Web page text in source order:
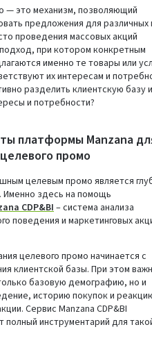
— это механизм, позволяющий
предложения для различных
проведения массовых акций
при котором конкретным
именно те товары или
их интересам и
разделить клиентскую базу
и потребности?
платформы Manzana
промо
целевым промо является
Именно здесь на помощь
CDP&BI– система анализа
поведения и маркетинговых
целевого промо начинается с
клиентской базы. При этом
базовую демографию, но и
историю покупок и
Сервис Manzana CDP&BI
полный инструментарий для